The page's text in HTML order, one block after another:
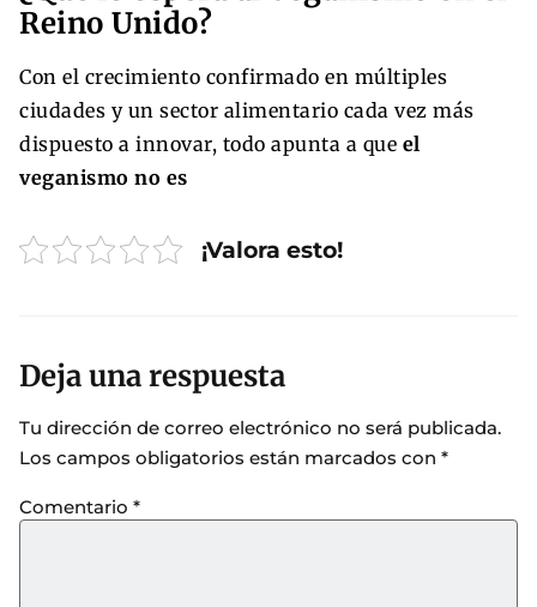
Reino Unido?
Con el crecimiento confirmado en múltiples
ciudades y un sector alimentario cada vez más
dispuesto a innovar, todo apunta a que el
veganismo no es
¡Valora esto!
Deja una respuesta
Tu dirección de correo electrónico no será publicada.
Los campos obligatorios están marcados con *
Comentario *